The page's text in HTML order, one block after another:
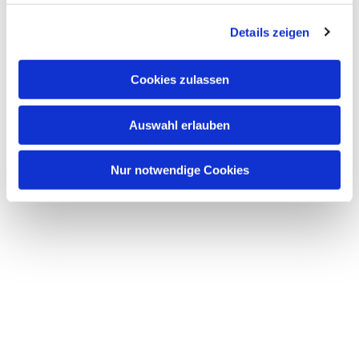
Details zeigen
Cookies zulassen
Auswahl erlauben
Nur notwendige Cookies
Dies könnte Sie auch interessieren